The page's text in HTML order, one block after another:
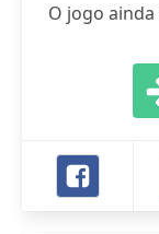
O jogo